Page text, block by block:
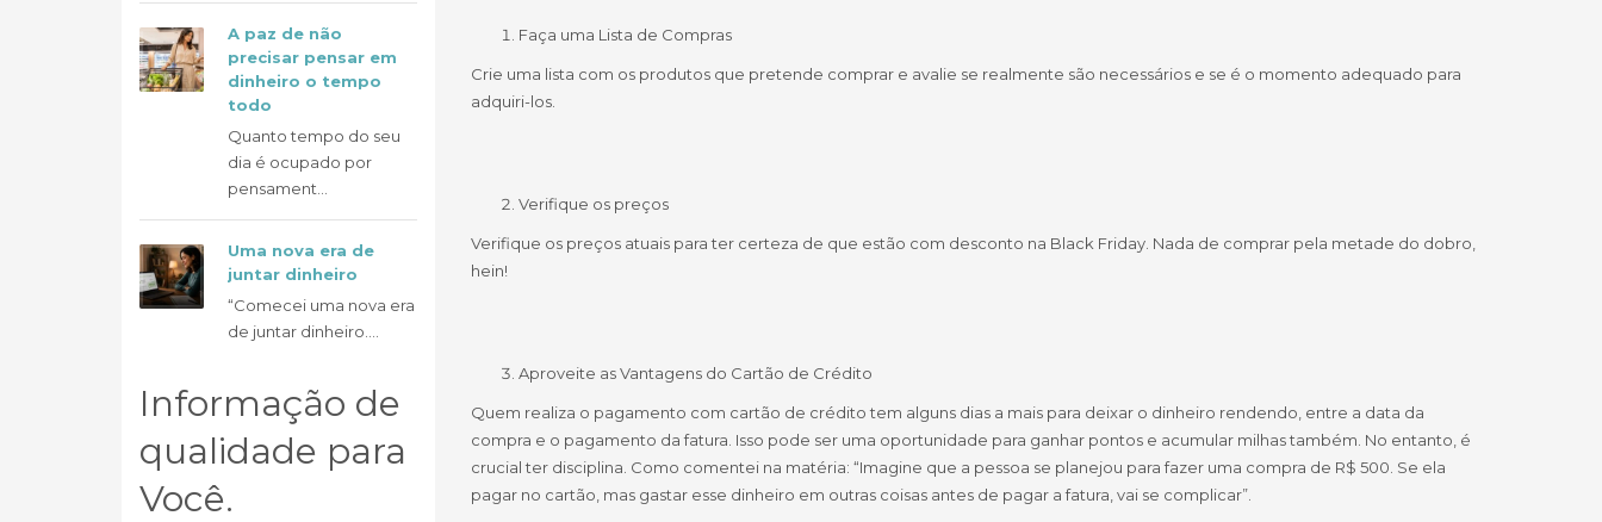
Faça uma Lista de Compras
Crie uma lista com os produtos que pretende comprar e avalie se realmente são necessários e se é o momento adequado para
adquiri-los.
Verifique os preços
Verifique os preços atuais para ter certeza de que estão com desconto na Black Friday. Nada de comprar pela metade do dobro,
hein!
Aproveite as Vantagens do Cartão de Crédito
Quem realiza o pagamento com cartão de crédito tem alguns dias a mais para deixar o dinheiro rendendo, entre a data da
compra e o pagamento da fatura. Isso pode ser uma oportunidade para ganhar pontos e acumular milhas também. No entanto, é
crucial ter disciplina. Como comentei na matéria: “Imagine que a pessoa se planejou para fazer uma compra de R$ 500. Se ela
pagar no cartão, mas gastar esse dinheiro em outras coisas antes de pagar a fatura, vai se complicar”.
A paz de não
precisar pensar em
dinheiro o tempo
todo
Quanto tempo do seu
dia é ocupado por
pensament...
Uma nova era de
juntar dinheiro
“Comecei uma nova era
de juntar dinheiro....
Informação de
qualidade para
Você.